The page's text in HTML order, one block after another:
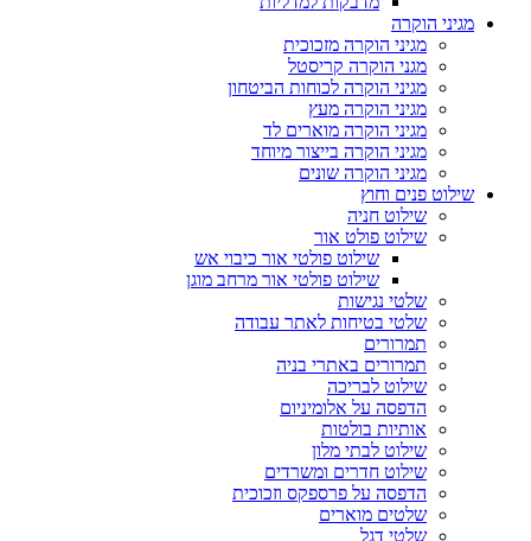
מגיני הוקרה
מגיני הוקרה מזכוכית
מגני הוקרה קריסטל
מגיני הוקרה לכוחות הביטחון
מגיני הוקרה מעץ
מגיני הוקרה מוארים לד
מגיני הוקרה בייצור מיוחד
מגיני הוקרה שונים
שילוט פנים וחוץ
שילוט חניה
שילוט פולט אור
שילוט פולטי אור כיבוי אש
שילוט פולטי אור מרחב מוגן
שלטי נגישות
שלטי בטיחות לאתר עבודה
תמרורים
תמרורים באתרי בניה
שילוט לבריכה
הדפסה על אלומיניום
אותיות בולטות
שילוט לבתי מלון
שילוט חדרים ומשרדים
הדפסה על פרספקס וזכוכית
שלטים מוארים
שלטי דגל